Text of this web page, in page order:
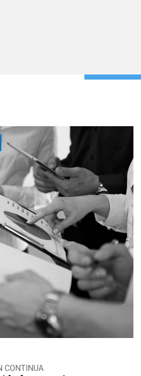
CONTINUA